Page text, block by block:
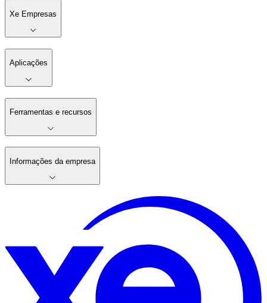
Xe Empresas
Aplicações
Ferramentas e recursos
Informações da empresa